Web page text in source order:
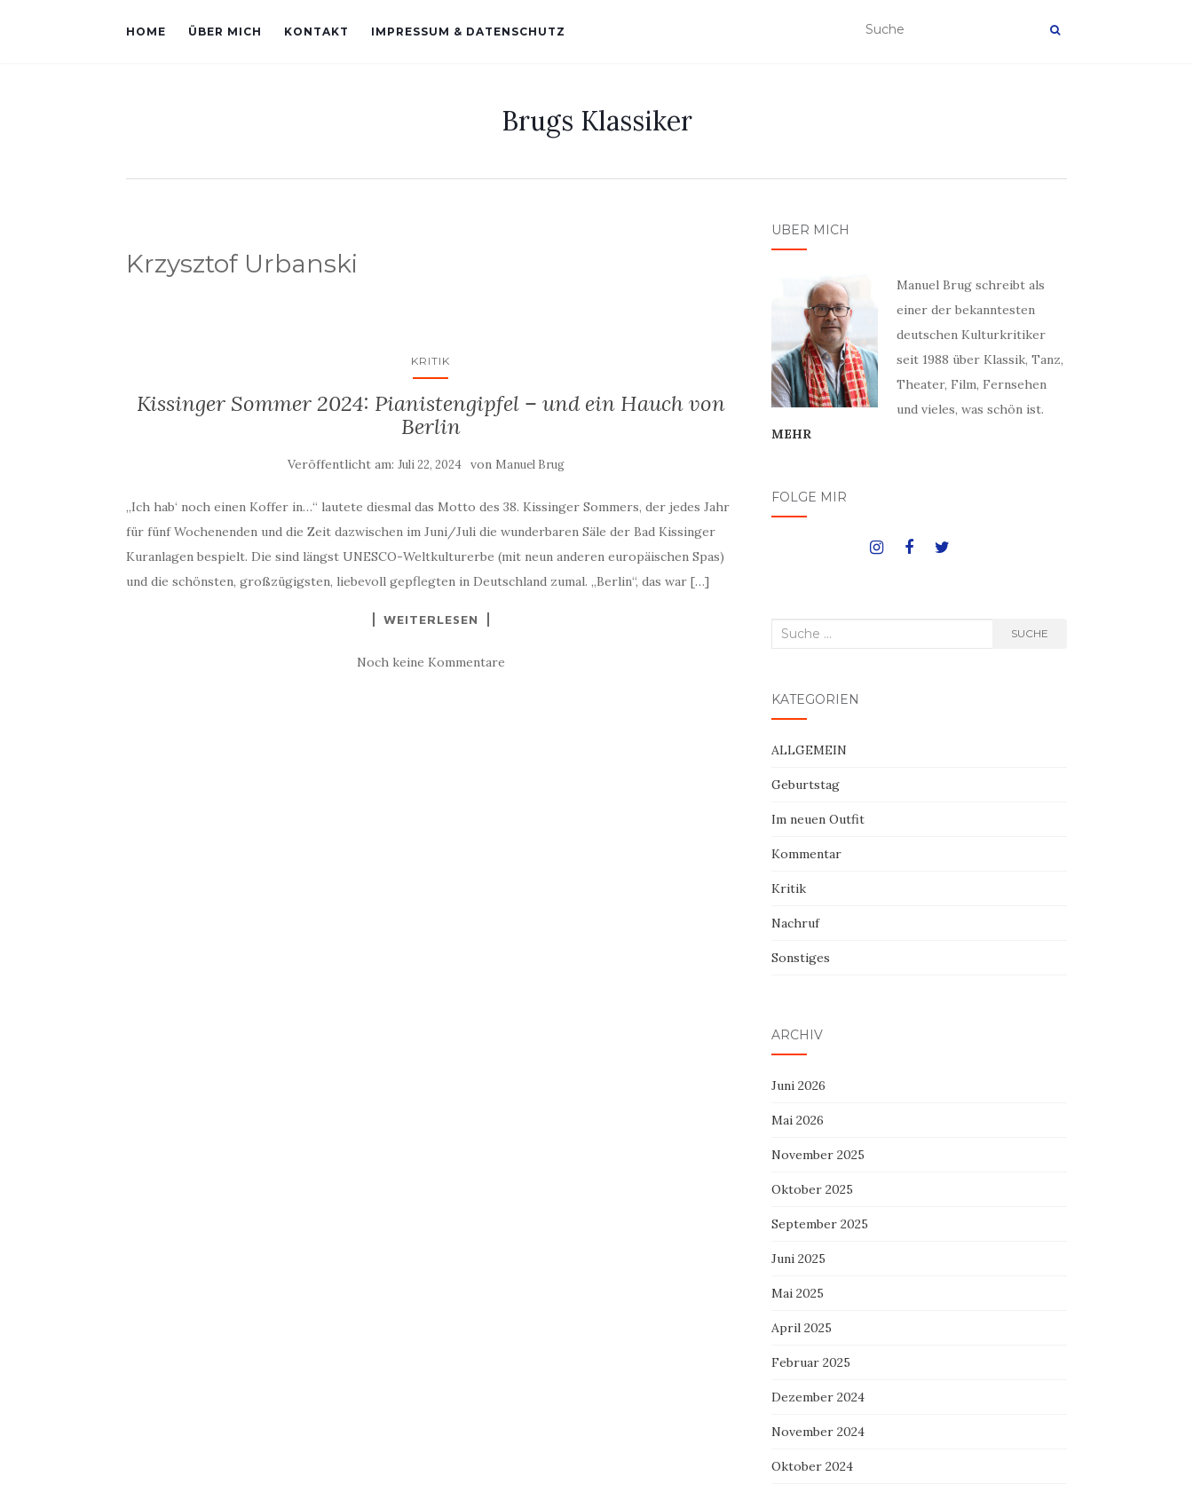
HOME ÜBER MICH KONTAKT IMPRESSUM & DATENSCHUTZ
Brugs Klassiker
Krzysztof Urbanski
KRITIK
Kissinger Sommer 2024: Pianistengipfel – und ein Hauch von
Berlin
Veröffentlicht am:Juli 22, 2024 von Manuel Brug
„Ich hab‘ noch einen Koffer in…“ lautete diesmal das Motto des 38. Kissinger Sommers, der jedes Jahr
für fünf Wochenenden und die Zeit dazwischen im Juni/Juli die wunderbaren Säle der Bad Kissinger
Kuranlagen bespielt. Die sind längst UNESCO-Weltkulturerbe (mit neun anderen europäischen Spas)
und die schönsten, großzügigsten, liebevoll gepflegten in Deutschland zumal. „Berlin“, das war […]
WEITERLESEN
Noch keine Kommentare
ÜBER MICH
Manuel Brug schreibt als
einer der bekanntesten
deutschen Kulturkritiker
seit 1988 über Klassik, Tanz,
Theater, Film, Fernsehen
und vieles, was schön ist.
MEHR
FOLGE MIR
Suche
SUCHE
KATEGORIEN
ALLGEMEIN
Geburtstag
Im neuen Outfit
Kommentar
Kritik
Nachruf
Sonstiges
ARCHIV
Juni 2026
Mai 2026
November 2025
Oktober 2025
September 2025
Juni 2025
Mai 2025
April 2025
Februar 2025
Dezember 2024
November 2024
Oktober 2024